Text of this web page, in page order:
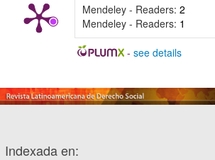
Mendeley - Readers: 2
Mendeley - Readers: 1
- see details
Indexada en: